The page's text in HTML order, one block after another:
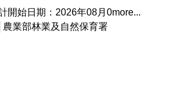
開始日期：2026年08月0more...
業部林業及自然保育署